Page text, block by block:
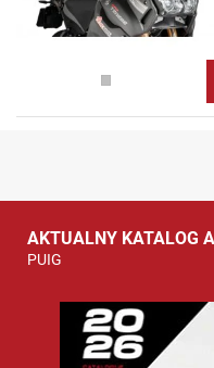
Lekko
AKTUALNY KATALOG
PUIG